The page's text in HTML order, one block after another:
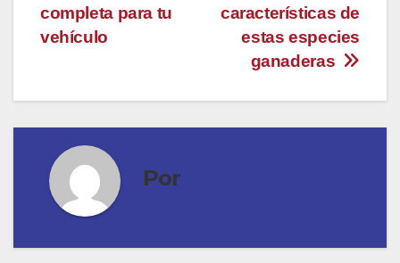
características de
estas especies
ganaderas
completa para tu
vehículo
Por